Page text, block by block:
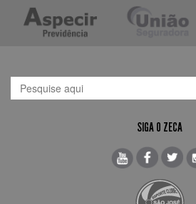
SIGA O ZECA